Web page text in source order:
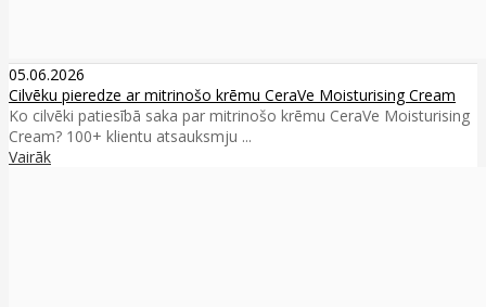
05.06.2026
Cilvēku pieredze ar mitrinošo krēmu CeraVe Moisturising Cream
Ko cilvēki patiesībā saka par mitrinošo krēmu CeraVe Moisturising
Cream? 100+ klientu atsauksmju ...
Vairāk